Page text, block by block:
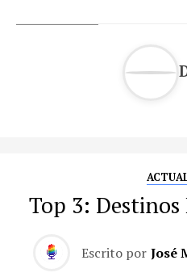
Top 3:
Escrito por José